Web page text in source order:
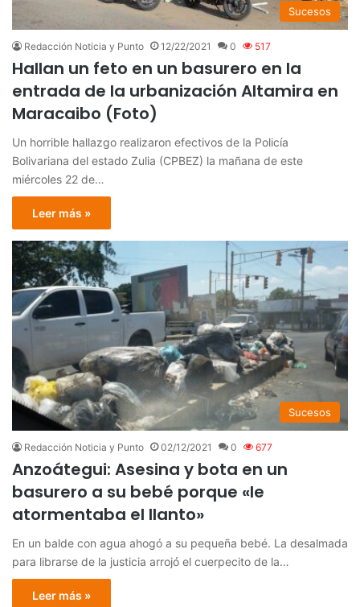
Sucesos
Redacción Noticia y Punto 12/22/2021 0 517
Hallan un feto en un basurero en la
entrada de la urbanización Altamira en
Maracaibo (Foto)
Un horrible hallazgo realizaron efectivos de la Policía
Bolivariana del estado Zulia (CPBEZ) la mañana de este
miércoles 22 de…
Leer más »
Sucesos
Redacción Noticia y Punto 02/12/2021 0 677
Anzoátegui: Asesina y bota en un
basurero a su bebé porque «le
atormentaba el llanto»
En un balde con agua ahogó a su pequeña bebé. La desalmada
para librarse de la justicia arrojó el cuerpecito de la…
Leer más »